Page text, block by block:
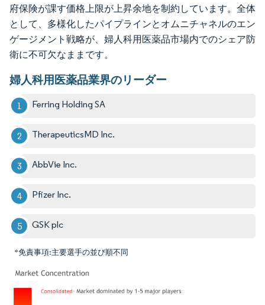
府保険が課す価格上限が上昇余地を制約しています。全体
として、多様化したパイプラインとオムニチャネルのエン
ゲージメント戦略が、婦人科用医薬品市場内でのシェア防
衛に不可欠なままです。
婦人科用医薬品業界のリーダー
Ferring Holding SA
TherapeuticsMD Inc.
AbbVie Inc.
Pfizer Inc.
GSK plc
*免責事項:主要選手の並び順不同